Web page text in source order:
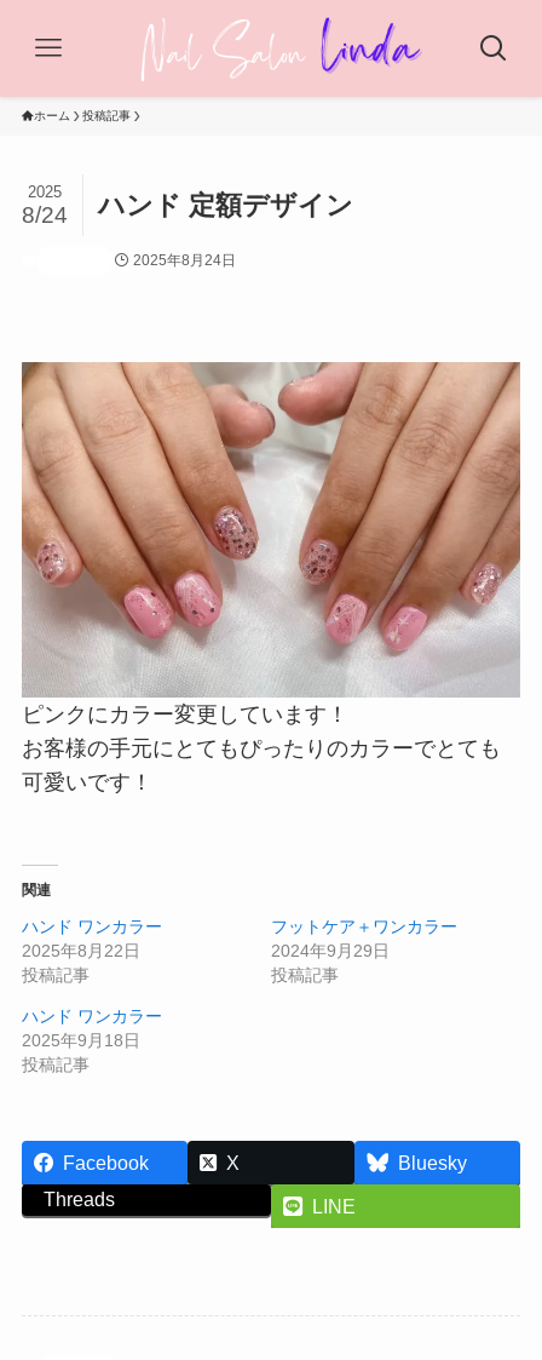
ホーム 投稿記事
ハンド 定額デザイン
2025
8/24
2025年8月24日
ピンクにカラー変更しています！
お客様の手元にとてもぴったりのカラーでとても
可愛いです！
関連
ハンド ワンカラー
2025年8月22日
投稿記事
フットケア＋ワンカラー
2024年9月29日
投稿記事
ハンド ワンカラー
2025年9月18日
投稿記事
Facebook X
Bluesky
Threads
LINE